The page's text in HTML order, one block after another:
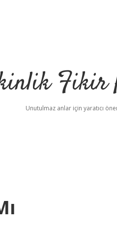
Fikir
Unutulmaz anlar için yaratıcı